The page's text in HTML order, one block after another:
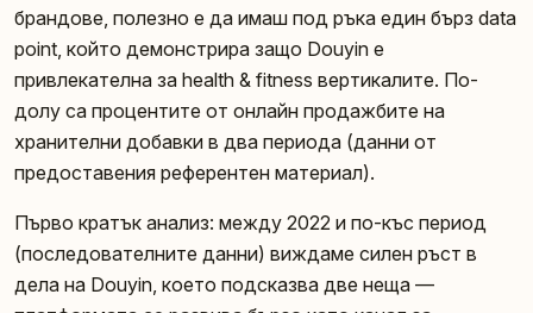
брандове, полезно е да имаш под ръка един бърз data
point, който демонстрира защо Douyin е
привлекателна за health & fitness вертикалите. По-
долу са процентите от онлайн продажбите на
хранителни добавки в два периода (данни от
предоставения референтен материал).
Първо кратък анализ: между 2022 и по-къс период
(последователните данни) виждаме силен ръст в
дела на Douyin, което подсказва две неща —